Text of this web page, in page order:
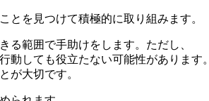
とを見つけて積極的に取り組みます。
る範囲で手助けをします。ただし、
動しても役立たない可能性があります。
が大切です。